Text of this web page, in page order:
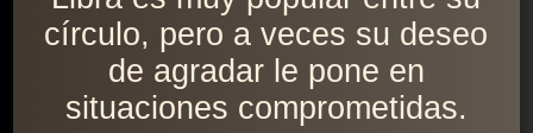
círculo, pero a veces su deseo
de agradar le pone en
situaciones comprometidas.